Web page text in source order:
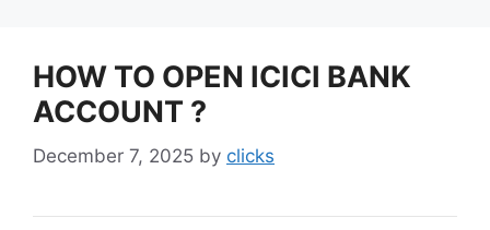
HOW TO OPEN ICICI BANK
ACCOUNT ?
December 7, 2025 by clicks